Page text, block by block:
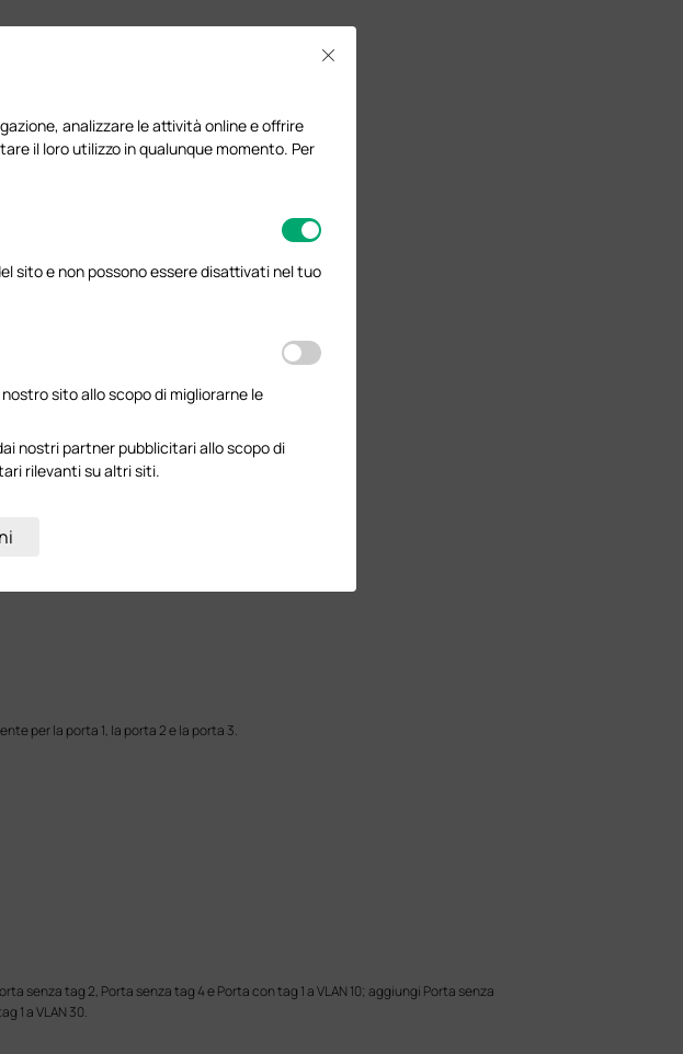
per la porta 1, la porta 2 e la porta 3.
senza tag 2, Porta senza tag 4 e Porta con tag 1 a VLAN 10; aggiungi Porta senza
1 a VLAN 30.
analizzare le attività online e offrire
il loro utilizzo in qualunque momento. Per
sito e non possono essere disattivati nel tuo
sito allo scopo di migliorarne le
nostri partner pubblicitari allo scopo di
rilevanti su altri siti.
Close